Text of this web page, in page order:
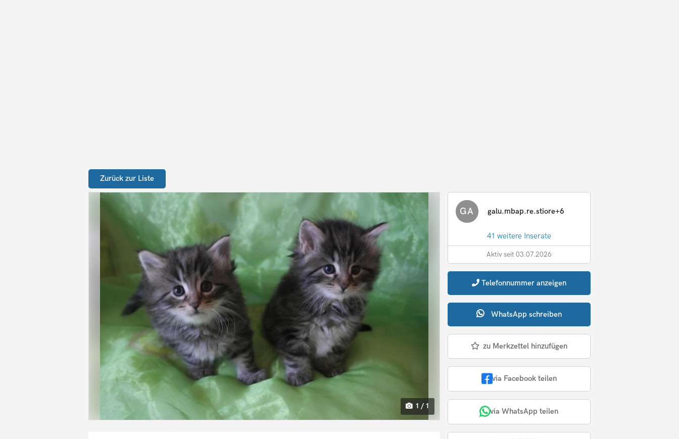
Zurück zur Liste
1 / 1
GA galu.mbap.re.stiore+6
41 weitere Inserate
Aktiv seit 03.07.2026
Telefonnummer anzeigen
WhatsApp schreiben
zu Merkzettel hinzufügen
via Facebook teilen
via WhatsApp teilen